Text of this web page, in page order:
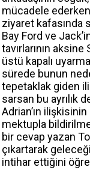
mücadele
ziyaret kafasında
Bay Ford ve
tavırlarının
üstü kapalı
sürede bunun
tepetaklak giden
sarsan bu ayrılık
Adrian’ın
mektupla
bir cevap yazan
çıkartarak
intihar ettiğini